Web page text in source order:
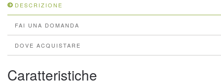
DESCRIZIONE
FAI UNA DOMANDA
DOVE ACQUISTARE
Caratteristiche